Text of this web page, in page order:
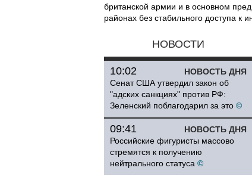
британской армии и в основном
районах без стабильного доступа к
НОВОСТИ
НОВОСТЬ ДНЯ
10:02
Сенат США утвердил закон об
"адских санкциях" против РФ:
Зеленский поблагодарил за это ©
НОВОСТЬ ДНЯ
09:41
Российские фигуристы массово
стремятся к получению
нейтрального статуса ©